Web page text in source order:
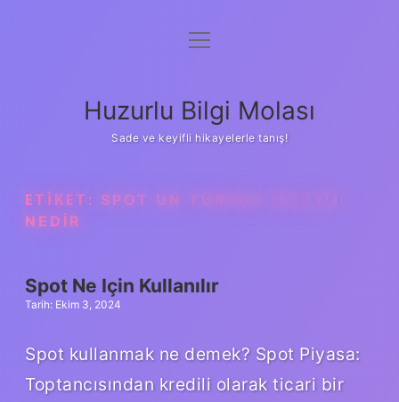
Anasayfa
Yasal Uyarı
menüyü
Huzurlu Bilgi Molası
Sade ve keyifli hikayelerle tanış!
ETIKET: SPOT UN TÜRKÇE ANLAMI
NEDIR
Spot Ne Için Kullanılır
Tarih: Ekim 3, 2024
Spot kullanmak ne demek? Spot Piyasa:
Toptancısından kredili olarak ticari bir